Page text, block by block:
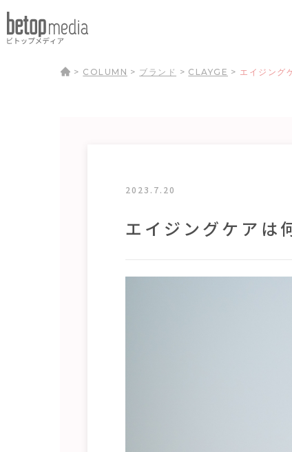
> COLUMN > ブランド > CLAYGE > エイジング
2023.7.20
エイジングケアは